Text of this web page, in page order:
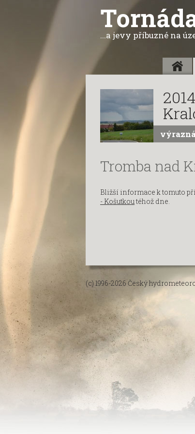
...a jevy příbuzné na
ÚVOD
Tromba nad
Bližší informace k tomuto
- Košutkoutéhož dne.
(c) 1996-2026 Český